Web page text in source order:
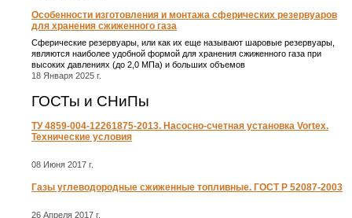
Особенности изготовления и монтажа сферических резервуаров
для хранения сжиженного газа
Сферические резервуары, или как их еще называют шаровые резервуары,
являются наиболее удобной формой для хранения сжиженного газа при
высоких давлениях (до 2,0 МПа) и больших объемов
18 Января 2025 г.
ГОСТы и СНиПы
ТУ 4859-004-12261875-2013. Насосно-счетная установка Vortex.
Технические условия
08 Июня 2017 г.
Газы углеводородные сжиженные топливные. ГОСТ Р 52087-2003
26 Апреля 2017 г.